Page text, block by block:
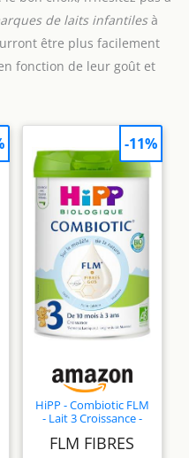
de laits infantilesà
être plus facilement
fonction de leur goût et
HiPP - Combiotic FLM
- Lait 3 Croissance -
BIOLOGIQUE
FLM FIBRES
-11%